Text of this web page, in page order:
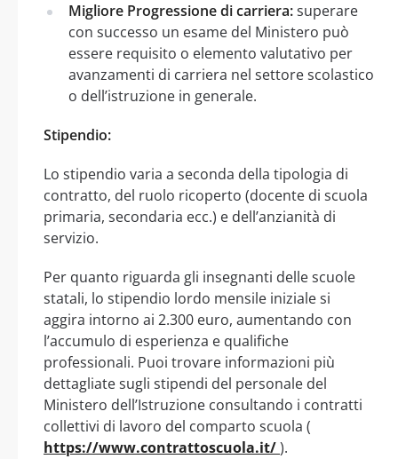
Migliore Progressione di carriera:superare
con successo un esame del Ministero può
essere requisito o elemento valutativo per
avanzamenti di carriera nel settore scolastico
o dell’istruzione in generale.
Stipendio:
Lo stipendio varia a seconda della tipologia di
contratto, del ruolo ricoperto (docente di scuola
primaria, secondaria ecc.) e dell’anzianità di
servizio.
Per quanto riguarda gli insegnanti delle scuole
statali, lo stipendio lordo mensile iniziale si
aggira intorno ai 2.300 euro, aumentando con
l’accumulo di esperienza e qualifiche
professionali. Puoi trovare informazioni più
dettagliate sugli stipendi del personale del
Ministero dell’Istruzione consultando i contratti
collettivi di lavoro del comparto scuola (
https://www.contrattoscuola.it/).